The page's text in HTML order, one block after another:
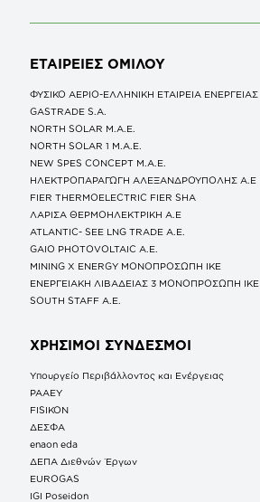
ΕΤΑΙΡΕΙΕΣ ΟΜΙΛΟΥ
ΦΥΣΙΚΟ ΑΕΡΙΟ-ΕΛΛΗΝΙΚΗ ΕΤΑΙΡΕΙΑ ΕΝΕΡΓΕΙΑΣ
GASTRADE S.A.
NORTH SOLAR M.Α.Ε.
NORTH SOLAR 1 M.Α.Ε.
NEW SPES CONCEPT Μ.Α.Ε.
ΗΛΕΚΤΡΟΠΑΡΑΓΩΓΗ ΑΛΕΞΑΝΔΡΟΥΠΟΛΗΣ A.E
FIER THERMOELECTRIC FIER SHA
ΛΑΡΙΣΑ ΘΕΡΜΟΗΛΕΚΤΡΙΚΗ A.E
ATLANTIC- SEE LNG TRADE A.E.
GAIO PHOTOVOLTAIC Α.Ε.
MINING X ENERGY ΜΟΝΟΠΡΟΣΩΠΗ ΙΚΕ
ΕΝΕΡΓΕΙΑΚΗ ΛΙΒΑΔΕΙΑΣ 3 ΜΟΝΟΠΡΟΣΩΠΗ ΙΚΕ
SOUTH STAFF Α.Ε.
ΧΡΗΣΙΜΟΙ ΣΥΝΔΕΣΜΟΙ
Υπουργείο Περιβάλλοντος και Ενέργειας
ΡΑΑΕΥ
FISIKON
ΔΕΣΦΑ
enaon eda
ΔΕΠΑ Διεθνών Έργων
EUROGAS
IGI Poseidon